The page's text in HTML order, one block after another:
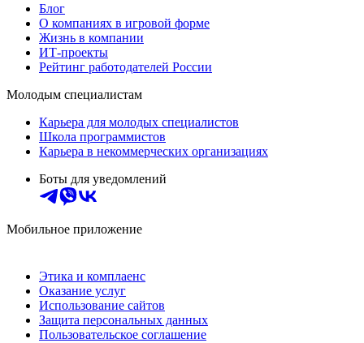
Блог
О компаниях в игровой форме
Жизнь в компании
ИТ-проекты
Рейтинг работодателей России
Молодым специалистам
Карьера для молодых специалистов
Школа программистов
Карьера в некоммерческих организациях
Боты для уведомлений
Мобильное приложение
Этика и комплаенс
Оказание услуг
Использование сайтов
Защита персональных данных
Пользовательское соглашение